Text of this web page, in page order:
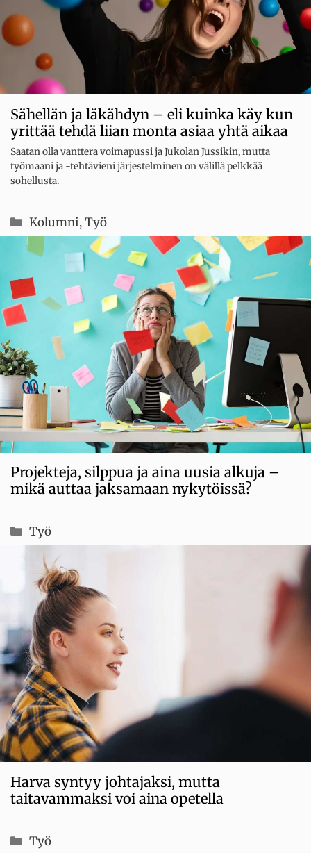
Sähellän ja läkähdyn – eli kuinka käy kun
yrittää tehdä liian monta asiaa yhtä aikaa
Saatan olla vanttera voimapussi ja Jukolan Jussikin, mutta
työmaani ja -tehtävieni järjestelminen on välillä pelkkää
sohellusta.
Kategoriat
Kolumni,Työ
Projekteja, silppua ja aina uusia alkuja –
mikä auttaa jaksamaan nykytöissä?
Kategoriat
Työ
Harva syntyy johtajaksi, mutta
taitavammaksi voi aina opetella
Kategoriat
Työ